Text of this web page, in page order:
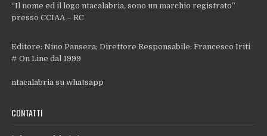
“Il nome ed il logo ntacalabria, sono un marchio registrato”
presso CCIAA – RC
Editore: Nino Pansera; Direttore Responsabile: Francesco Iriti
# On Line dal 1999
ntacalabria su whatsapp
CONTATTI